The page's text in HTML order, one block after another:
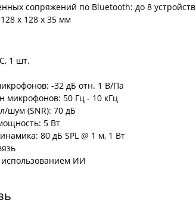
сопряжений по Bluetooth: до 8 устройств
х 128 х 35 мм
1 шт.
-32 дБ отн. 1 В/Па
микрофонов: 50 Гц - 10 кГц
шум (SNR): 70 дБ
5 Вт
80 дБ SPL @ 1 м, 1 Вт
ИИ